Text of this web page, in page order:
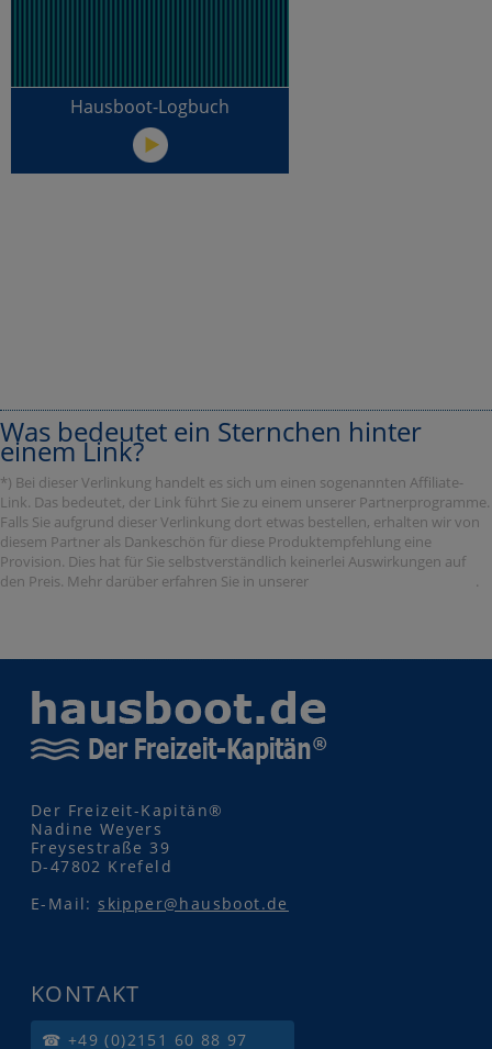
Hausboot-Logbuch
Was bedeutet ein Sternchen hinter
einem Link?
*) Bei dieser Verlinkung handelt es sich um einen sogenannten Affiliate-
Link. Das bedeutet, der Link führt Sie zu einem unserer Partnerprogramme.
Falls Sie aufgrund dieser Verlinkung dort etwas bestellen, erhalten wir von
diesem Partner als Dankeschön für diese Produktempfehlung eine
Provision. Dies hat für Sie selbstverständlich keinerlei Auswirkungen auf
den Preis. Mehr darüber erfahren Sie in unserer
.
Der Freizeit-Kapitän®
Nadine Weyers
Freysestraße 39
D-47802 Krefeld
E-Mail: skipper@hausboot.de
KONTAKT
☎ +49 (0)2151 60 88 97